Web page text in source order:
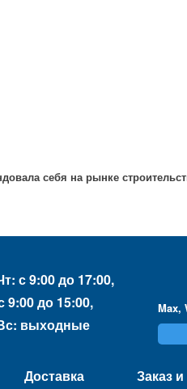
себя на рынке
с 9:00 до 17:00,
9:00 до 15:00,
выходные
Max,
Доставка Заказ